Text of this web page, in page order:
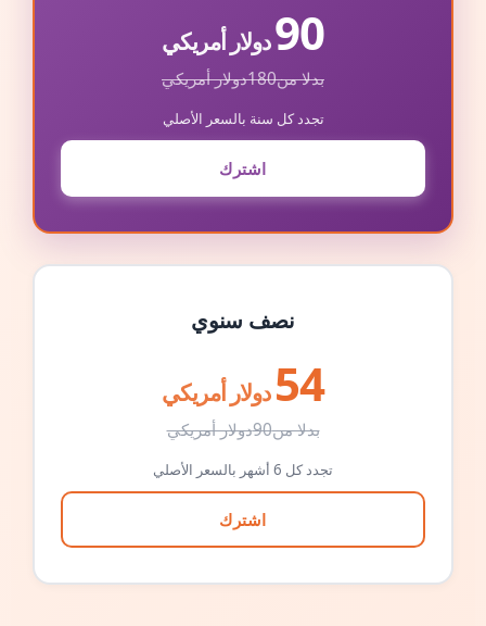
90دولار أمريكي
بدلا من180دولار أمريكي
تجدد كل سنة بالسعر الأصلي
اشترك
نصف سنوي
54 دولار أمريكي
بدلا من90دولار أمريكي
تجدد كل 6 أشهر بالسعر الأصلي
اشترك